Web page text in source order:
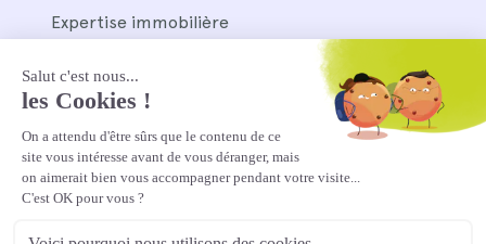
Expertise immobilière
Nos outils
Pennylane
Silae et Wagyz